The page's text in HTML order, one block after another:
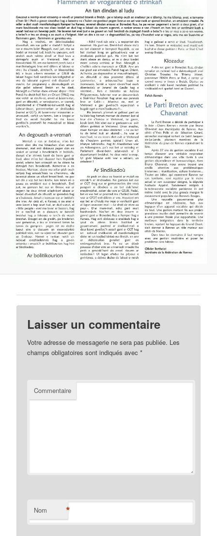
Laisser un commentaire
Votre adresse de messagerie ne sera pas publiée. Les
champs obligatoires sont indiqués avec*
Commentaire
Nom *